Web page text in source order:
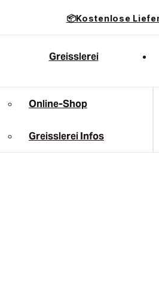
📦Kostenlose
Greisslerei
Online-Shop
Greisslerei Infos